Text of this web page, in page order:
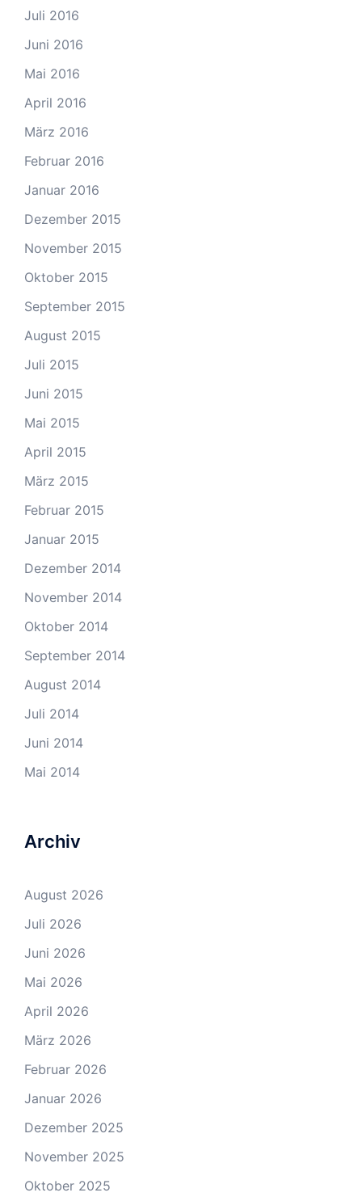
Juli 2016
Juni 2016
Mai 2016
April 2016
März 2016
Februar 2016
Januar 2016
Dezember 2015
November 2015
Oktober 2015
September 2015
August 2015
Juli 2015
Juni 2015
Mai 2015
April 2015
März 2015
Februar 2015
Januar 2015
Dezember 2014
November 2014
Oktober 2014
September 2014
August 2014
Juli 2014
Juni 2014
Mai 2014
Archiv
August 2026
Juli 2026
Juni 2026
Mai 2026
April 2026
März 2026
Februar 2026
Januar 2026
Dezember 2025
November 2025
Oktober 2025